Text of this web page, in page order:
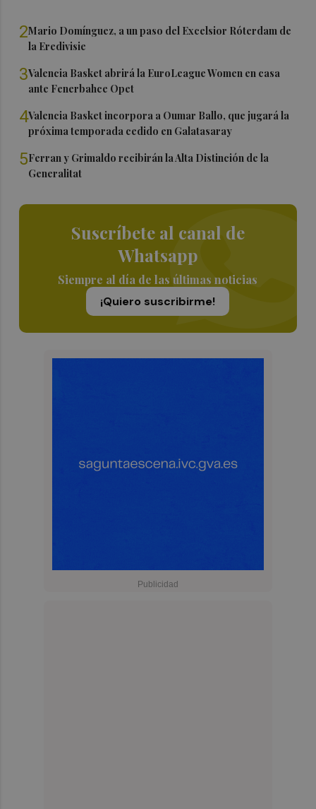
2Mario Domínguez, a un paso del Excelsior Róterdam de
la Eredivisie
3Valencia Basket abrirá la EuroLeague Women en casa
ante Fenerbahce Opet
4Valencia Basket incorpora a Oumar Ballo, que jugará la
próxima temporada cedido en Galatasaray
5Ferran y Grimaldo recibirán la Alta Distinción de la
Generalitat
Suscríbete al canal de
Whatsapp
Siempre al día de las últimas noticias
¡Quiero suscribirme!